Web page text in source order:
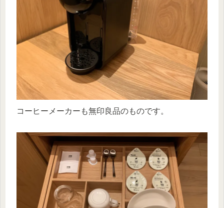
コーヒーメーカーも無印良品のものです。